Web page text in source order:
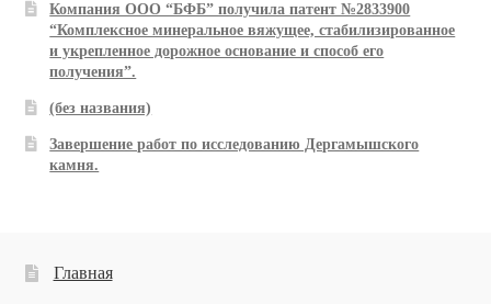
Компания ООО “БФБ” получила патент №2833900
“Комплексное минеральное вяжущее, стабилизированное
и укрепленное дорожное основание и способ его
получения”.
(без названия)
Завершение работ по исследованию Дергамышского
камня.
Главная